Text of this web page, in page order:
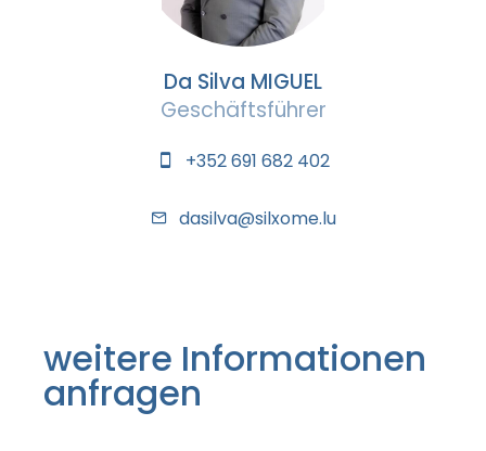
Da Silva MIGUEL
Geschäftsführer
+352 691 682 402
dasilva@silxome.lu
weitere Informationen
anfragen